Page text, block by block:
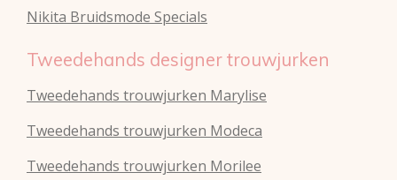
Nikita Bruidsmode Specials
Tweedehands designer trouwjurken
Tweedehands trouwjurken Marylise
Tweedehands trouwjurken Modeca
Tweedehands trouwjurken Morilee